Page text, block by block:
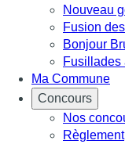
Nouveau
Fusion
Bonjour
Fusillades
Ma Commune
Concours
Nos
Règlement